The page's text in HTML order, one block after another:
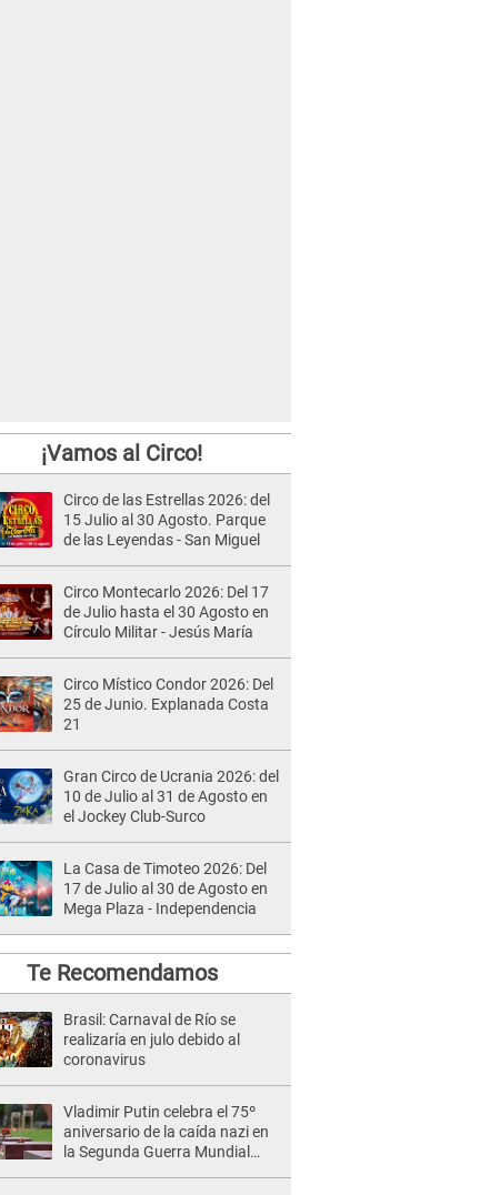
¡Vamos al Circo!
Circo de las Estrellas 2026: del
15 Julio al 30 Agosto. Parque
de las Leyendas - San Miguel
Circo Montecarlo 2026: Del 17
de Julio hasta el 30 Agosto en
Círculo Militar - Jesús María
Circo Místico Condor 2026: Del
25 de Junio. Explanada Costa
21
Gran Circo de Ucrania 2026: del
10 de Julio al 31 de Agosto en
el Jockey Club-Surco
La Casa de Timoteo 2026: Del
17 de Julio al 30 de Agosto en
Mega Plaza - Independencia
Te Recomendamos
Brasil: Carnaval de Río se
realizaría en julo debido al
coronavirus
Vladimir Putin celebra el 75º
aniversario de la caída nazi en
la Segunda Guerra Mundial